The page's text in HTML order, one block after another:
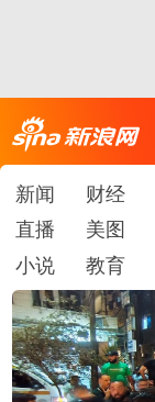
新闻 财经
直播
美图
小说
教育